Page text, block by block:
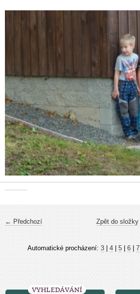
← Předchozí Zpět do složky
Automatické procházení: 3 4 5 6 7
VYHLEDÁVÁNÍ